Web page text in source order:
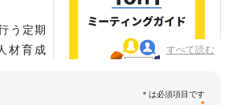
すべて読む
う定期
材育成